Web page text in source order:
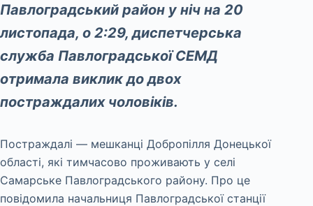
Павлоградський район у ніч на 20
листопада, о 2:29, диспетчерська
служба Павлоградської СЕМД
отримала виклик до двох
постраждалих чоловіків.
Постраждалі — мешканці Добропілля Донецької
області, які тимчасово проживають у селі
Самарське Павлоградського району. Про це
повідомила начальниця Павлоградської станції